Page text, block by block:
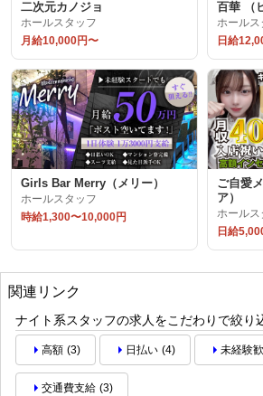
二次元カノジョ
ホールスタッフ
月給10,000円〜
百華 （
ホールス
日給
Girls Bar Merry（メリー）
ホールスタッフ
時給1,300〜10,000円
ご自愛
ア）
ホールス
日給
関連リンク
ナイト系スタッフの求人をこだわりで絞り
高額 (3) 日払い (4) 未経験
交通費支給 (3)